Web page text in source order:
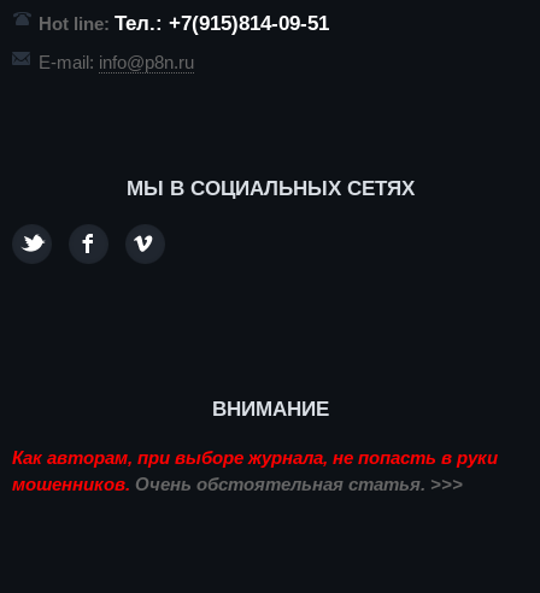
Hot line: Тел.: +7(915)814-09-51
E-mail: info@p8n.ru
МЫ В СОЦИАЛЬНЫХ СЕТЯХ
ВНИМАНИЕ
Как авторам, при выборе журнала, не попасть в руки
мошенников. Очень обстоятельная статья. >>>